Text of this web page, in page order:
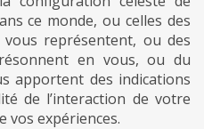
ce monde, ou celles des
représentent, ou des
en vous, ou du
apportent des indications
de l’interaction de votre
vos expériences.